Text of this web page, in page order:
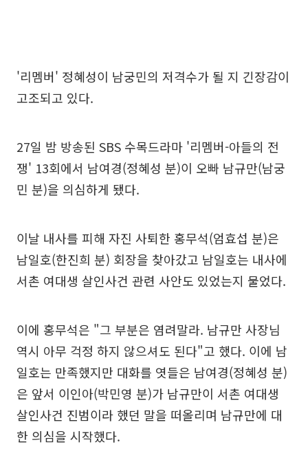
'리멤버' 정혜성이 남궁민의 저격수가 될 지 긴장감이
고조되고 있다.
27일 밤 방송된 SBS 수목드라마 '리멤버-아들의 전
쟁' 13회에서 남여경(정혜성 분)이 오빠 남규만(남궁
민 분)을 의심하게 됐다.
이날 내사를 피해 자진 사퇴한 홍무석(엄효섭 분)은
남일호(한진희 분) 회장을 찾아갔고 남일호는 내사에
서촌 여대생 살인사건 관련 사안도 있었는지 물었다.
이에 홍무석은 "그 부분은 염려말라. 남규만 사장님
역시 아무 걱정 하지 않으셔도 된다"고 했다. 이에 남
일호는 만족했지만 대화를 엿들은 남여경(정혜성 분)
은 앞서 이인아(박민영 분)가 남규만이 서촌 여대생
살인사건 진범이라 했던 말을 떠올리며 남규만에 대
한 의심을 시작했다.